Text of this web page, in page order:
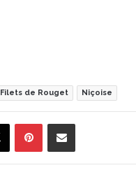
Filets de Rouget Niçoise